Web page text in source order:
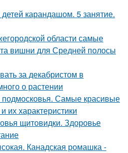
карандашом. 5 занятие.
области самые
вишни для Средней полосы
за декабристом в
о растении
подмосковья. Самые красивые
их характеристики
щитовидки. Здоровье
Канадская ромашка -